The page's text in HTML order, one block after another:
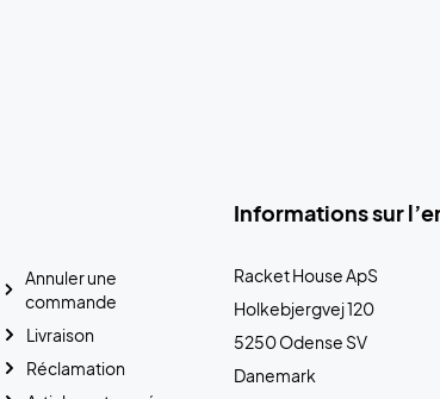
Informations sur
Racket House ApS
Holkebjergvej 120
5250 Odense SV
Danemark
Annuler une
commande
Livraison
Réclamation